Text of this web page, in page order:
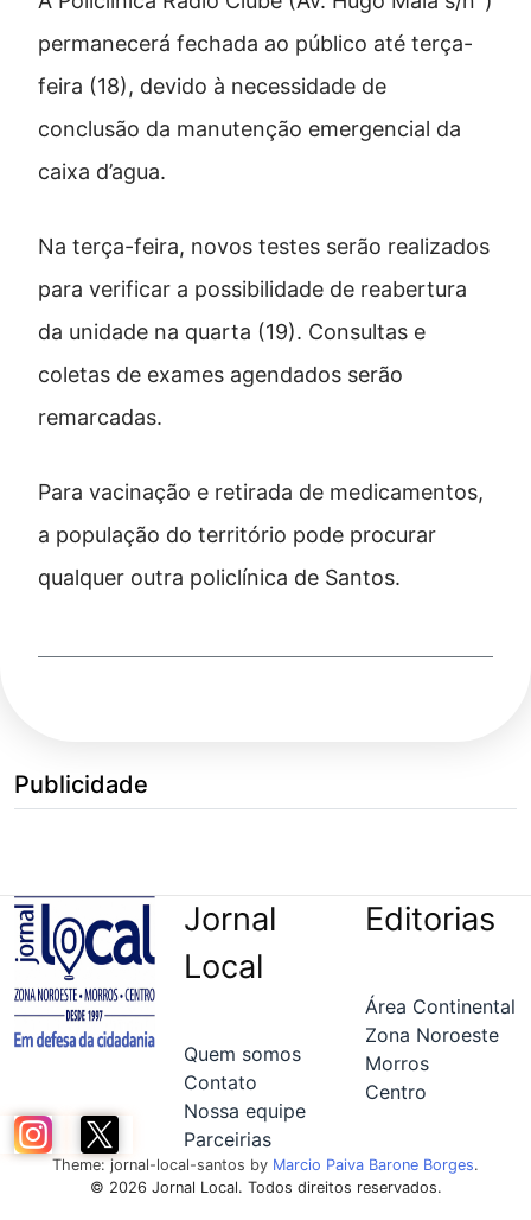
permanecerá fechada ao público até terça-
feira (18), devido à necessidade de
conclusão da manutenção emergencial da
caixa d’agua.
Na terça-feira, novos testes serão realizados
para verificar a possibilidade de reabertura
da unidade na quarta (19). Consultas e
coletas de exames agendados serão
remarcadas.
Para vacinação e retirada de medicamentos,
a população do território pode procurar
qualquer outra policlínica de Santos.
Publicidade
Jornal
Local
Quem somos
Contato
Nossa equipe
Parceirias
Editorias
Área Continental
Zona Noroeste
Morros
Centro
Theme: jornal-local-santos by Marcio Paiva Barone Borges.
© 2026 Jornal Local. Todos direitos reservados.